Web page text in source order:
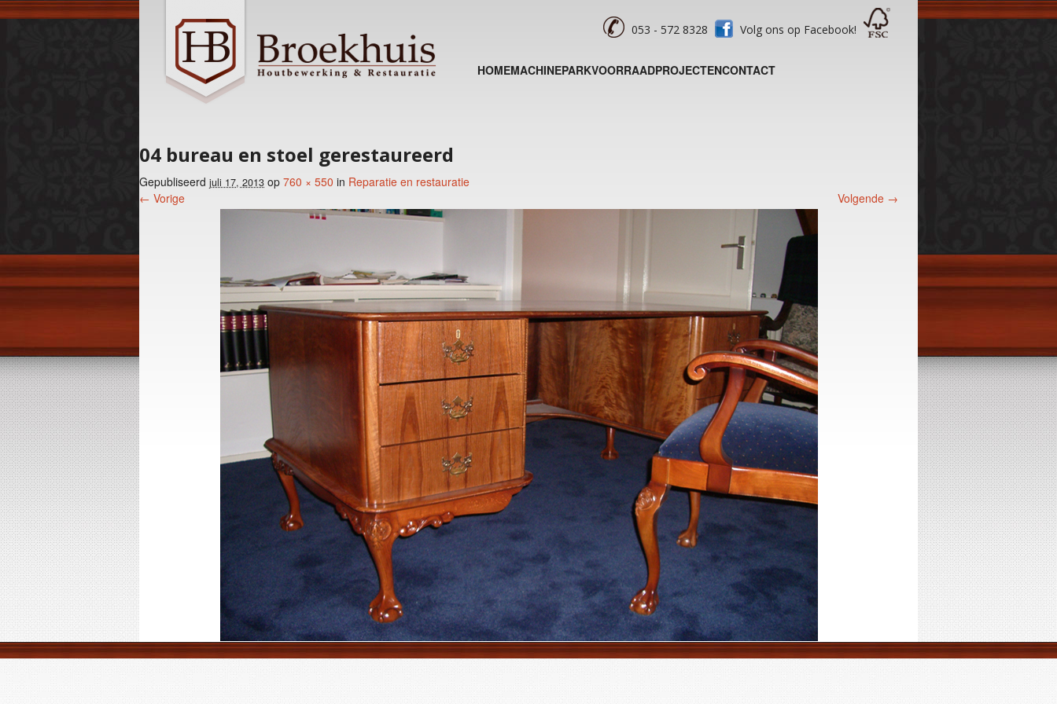
053 - 572 8328 Volg ons op Facebook!
HOMEMACHINEPARKVOORRAADPROJECTENCONTACT
04 bureau en stoel gerestaureerd
Gepubliseerd juli 17, 2013 op 760 × 550 in Reparatie en restauratie
Foto menu
← Vorige Volgende →